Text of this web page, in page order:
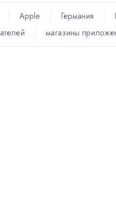
Apple Германия
магазины